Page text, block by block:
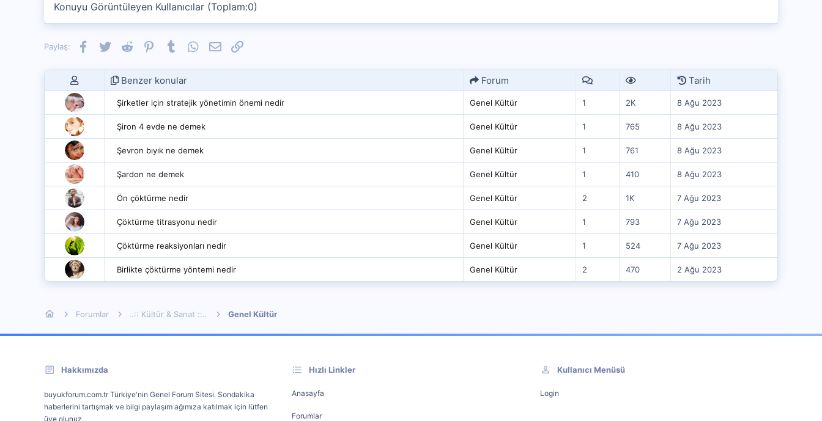
Konuyu Görüntüleyen Kullanıcılar (Toplam:0)
Paylaş: Facebook
TwitterReddit PinterestTumblrWhatsApp
E-postaLink
Benzer konular Forum Tarih
Şirketler için stratejik yönetimin önemi nedir Genel Kültür 1 2K 8 Ağu 2023
Şiron 4 evde ne demek Genel Kültür 1 765 8 Ağu 2023
Şevron bıyık ne demek Genel Kültür 1 761 8 Ağu 2023
Şardon ne demek Genel Kültür 1 410 8 Ağu 2023
Ön çöktürme nedir Genel Kültür 2 1K 7 Ağu 2023
Çöktürme titrasyonu nedir Genel Kültür 1 793 7 Ağu 2023
Çöktürme reaksiyonları nedir Genel Kültür 1 524 7 Ağu 2023
Birlikte çöktürme yöntemi nedir Genel Kültür 2 470 2 Ağu 2023
Forumlar ..:: Kültür & Sanat ::.. Genel Kültür
Hakkımızda
buyukforum.com.tr Türkiye'nin Genel Forum Sitesi. Sondakika
haberlerini tartışmak ve bilgi paylaşım ağımıza katılmak için lütfen
üye olunuz.
Hızlı Linkler
Anasayfa
Forumlar
Kullanıcı Menüsü
Login